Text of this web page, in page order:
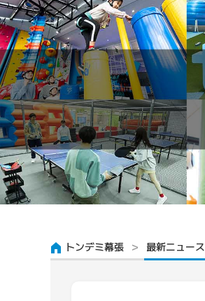
トンデミ幕張 最新ニュース